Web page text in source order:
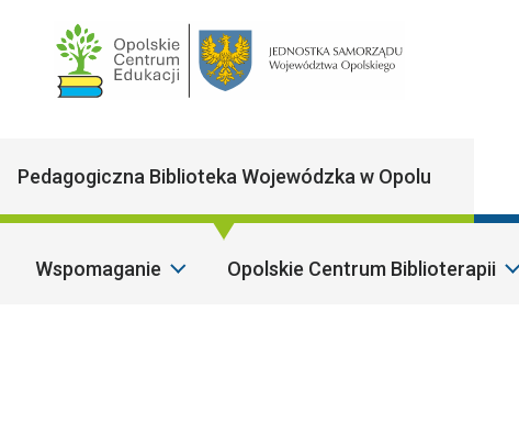
Main
Pedagogiczna Biblioteka Wojewódzka w Opolu
Wspomaganie Opolskie Centrum Biblioterapii